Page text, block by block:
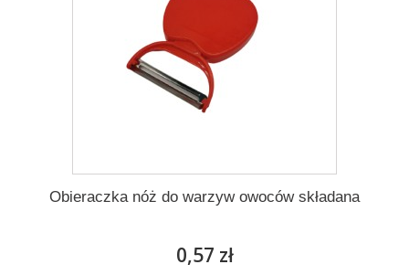
Obieraczka nóż do warzyw owoców składana
0,57 zł